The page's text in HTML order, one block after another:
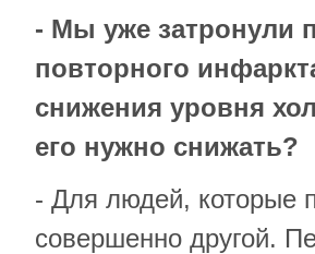
- Мы уже затронули
повторного
снижения уровня
его нужно снижать?
- Для людей, которые
совершенно другой.